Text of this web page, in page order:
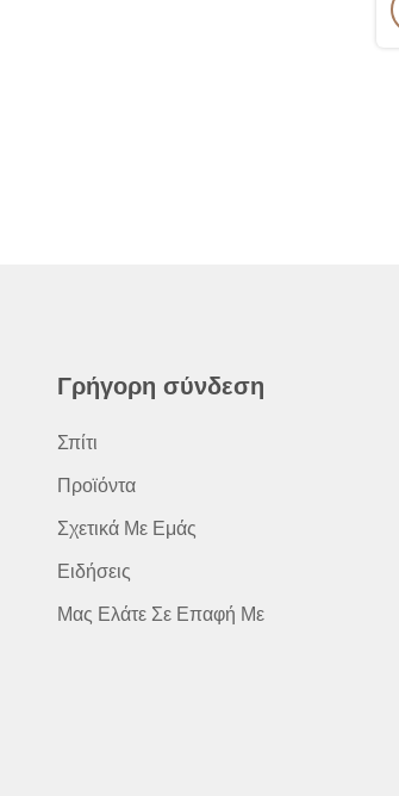
Γρήγορη σύνδεση
Σπίτι
Προϊόντα
Σχετικά Με Εμάς
Ειδήσεις
Μας Ελάτε Σε Επαφή Με